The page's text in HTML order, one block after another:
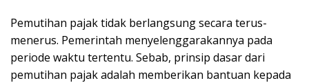
Pemutihan pajak tidak berlangsung secara terus-
menerus. Pemerintah menyelenggarakannya pada
periode waktu tertentu. Sebab, prinsip dasar dari
pemutihan pajak adalah memberikan bantuan kepada